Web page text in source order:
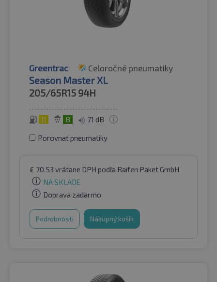
Greentrac Celoročné pneumatiky
Season Master XL
205/65R15 94H
D B 71 dB
Porovnať pneumatiky
€ 70.53 vrátane DPH podľa Raifen Paket GmbH
NA SKLADE
Doprava zadarmo
Podrobnosti Nákupný košík